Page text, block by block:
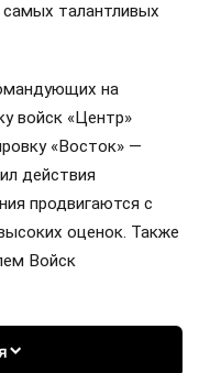
самых талантливых
на
войск «Центр»
«Восток» —
действия
продвигаются с
оценок. Также
Войск